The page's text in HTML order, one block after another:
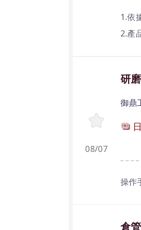
1.依
2.產
繪製
08/07
研
御鼎
操作
倉